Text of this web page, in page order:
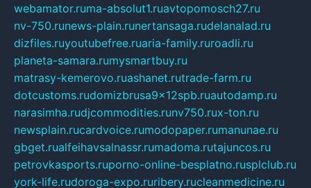
webamator.ruma-absolut1.ruavtopomosch27.ru
nv-750.runews-plain.runertansaga.rudelanalad.ru
dizfiles.ruyoutubefree.ruaria-family.ruroadli.ru
planeta-samara.rumysmartbuy.ru
matrasy-kemerovo.ruashanet.rutrade-farm.ru
dotcustoms.rudomizbrusa9x12spb.ruautodamp.ru
narasimha.rudjcommodities.runv750.rux-ton.ru
newsplain.rucardvoice.rumodopaper.rumanunae.ru
gbget.rualfeihavsalnassr.rumadoma.rutajuncos.ru
petrovkasports.ruporno-online-besplatno.rusplclub.ru
york-life.rudoroga-expo.ruribery.rucleanmedicine.ru